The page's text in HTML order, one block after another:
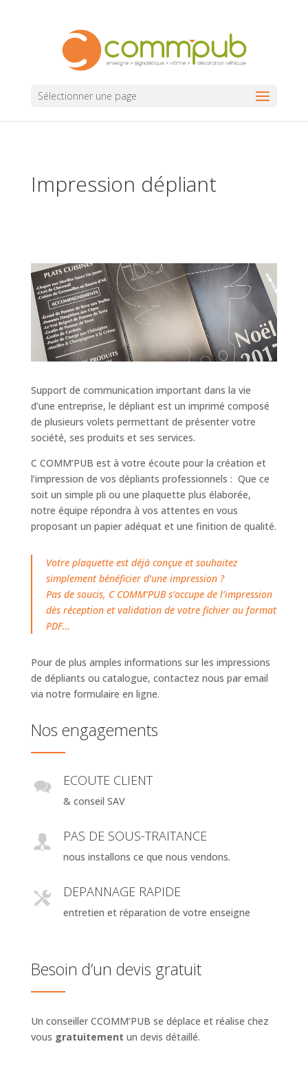
Sélectionner une page
Impression dépliant
Support de communication important dans la vie
d’une entreprise, le dépliant est un imprimé composé
de plusieurs volets permettant de présenter votre
société, ses produits et ses services.
C COMM’PUB est à votre écoute pour la création et
l’impression de vos dépliants professionnels : Que ce
soit un simple pli ou une plaquette plus élaborée,
notre équipe répondra à vos attentes en vous
proposant un papier adéquat et une finition de qualité.
Votre plaquette est déjà conçue et souhaitez
simplement bénéficier d’une impression ?
Pas de soucis, C COMM’PUB s’occupe de l’impression
dès réception et validation de votre fichier au format
PDF…
Pour de plus amples informations sur les impressions
de dépliants ou catalogue, contactez nous par email
via notre formulaire en ligne.
Nos engagements
ECOUTE CLIENT
& conseil SAV
PAS DE SOUS-TRAITANCE
nous installons ce que nous vendons.
DEPANNAGE RAPIDE
entretien et réparation de votre enseigne
Besoin d’un devis gratuit
Un conseiller CCOMM’PUB se déplace et réalise chez
vous gratuitement un devis détaillé.